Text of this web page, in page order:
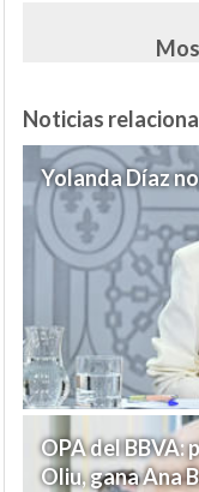
Noticias
Yolanda Díaz
OPA del BBVA:
Oliu, gana Ana